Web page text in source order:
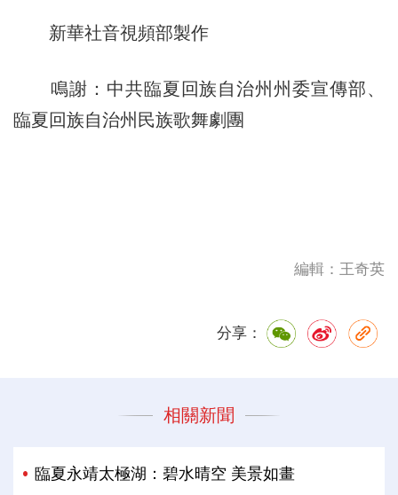
新華社音視頻部製作
鳴謝：中共臨夏回族自治州州委宣傳部、
臨夏回族自治州民族歌舞劇團
編輯：王奇英
分享：
相關新聞
臨夏永靖太極湖：碧水晴空 美景如畫